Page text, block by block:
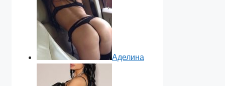
Аделина